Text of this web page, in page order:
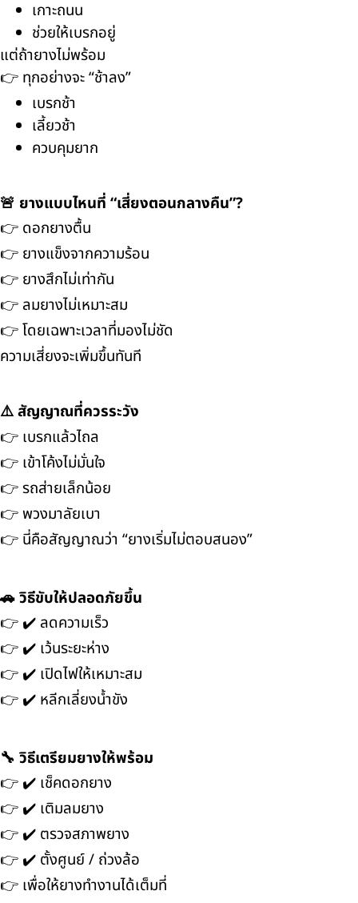
เกาะถนน
ช่วยให้เบรกอยู่
แต่ถ้ายางไม่พร้อม
👉 ทุกอย่างจะ “ช้าลง”
เบรกช้า
เลี้ยวช้า
ควบคุมยาก
🚨 ยางแบบไหนที่ “เสี่ยงตอนกลางคืน”?
👉 ดอกยางตื้น
👉 ยางแข็งจากความร้อน
👉 ยางสึกไม่เท่ากัน
👉 ลมยางไม่เหมาะสม
👉 โดยเฉพาะเวลาที่มองไม่ชัด
ความเสี่ยงจะเพิ่มขึ้นทันที
⚠️ สัญญาณที่ควรระวัง
👉 เบรกแล้วไถล
👉 เข้าโค้งไม่มั่นใจ
👉 รถส่ายเล็กน้อย
👉 พวงมาลัยเบา
👉 นี่คือสัญญาณว่า “ยางเริ่มไม่ตอบสนอง”
🚗 วิธีขับให้ปลอดภัยขึ้น
👉 ✔️ ลดความเร็ว
👉 ✔️ เว้นระยะห่าง
👉 ✔️ เปิดไฟให้เหมาะสม
👉 ✔️ หลีกเลี่ยงน้ำขัง
🔧 วิธีเตรียมยางให้พร้อม
👉 ✔️ เช็คดอกยาง
👉 ✔️ เติมลมยาง
👉 ✔️ ตรวจสภาพยาง
👉 ✔️ ตั้งศูนย์ / ถ่วงล้อ
👉 เพื่อให้ยางทำงานได้เต็มที่